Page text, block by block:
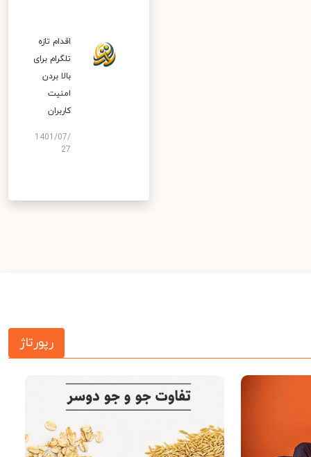
اقدام تازه
تلگرام برای
بالا بردن
امنیت
کاربران
1401/07/
27
رپورتاژ